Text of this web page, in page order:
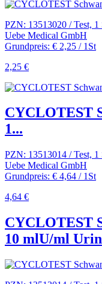
PZN: 13513020 / Test, 1
Uebe Medical GmbH
Grundpreis: € 2,25 / 1St
2,25 €
CYCLOTEST
1...
PZN: 13513014 / Test, 1
Uebe Medical GmbH
Grundpreis: € 4,64 / 1St
4,64 €
CYCLOTEST
10 mlU/ml Urin